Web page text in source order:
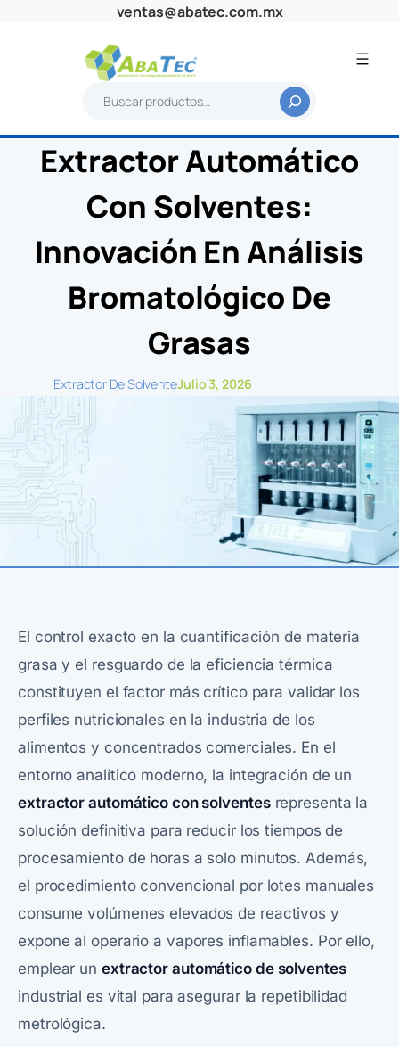
ventas@abatec.com.mx
s
c
Extractor Automático
Con Solventes:
Innovación En Análisis
Bromatológico De
Grasas
Extractor De SolventeJulio 3, 2026
El control exacto en la cuantificación de materia
grasa y el resguardo de la eficiencia térmica
constituyen el factor más crítico para validar los
perfiles nutricionales en la industria de los
alimentos y concentrados comerciales. En el
entorno analítico moderno, la integración de un
extractor automático con solventesrepresenta la
solución definitiva para reducir los tiempos de
procesamiento de horas a solo minutos. Además,
el procedimiento convencional por lotes manuales
consume volúmenes elevados de reactivos y
expone al operario a vapores inflamables. Por ello,
emplear un extractor automático de solventes
industrial es vital para asegurar la repetibilidad
metrológica.